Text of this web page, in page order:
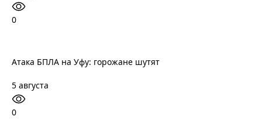
0
Атака БПЛА на Уфу: горожане шутят
5 августа
0